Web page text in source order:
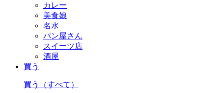
カレー
美食娘
名水
パン屋さん
スイーツ店
酒屋
買う
買う （すべて）